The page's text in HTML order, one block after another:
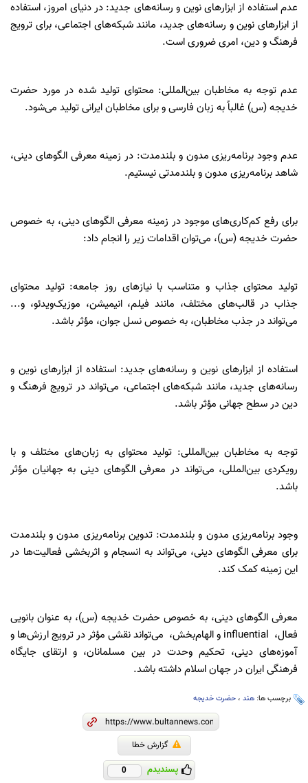
عدم استفاده از ابزارهای نوین و رسانه‌های جدید: در دنیای امروز، استفاده
از ابزارهای نوین و رسانه‌های جدید، مانند شبکه‌های اجتماعی، برای ترویج
فرهنگ و دین، امری ضروری است.
عدم توجه به مخاطبان بین‌المللی: محتوای تولید شده در مورد حضرت
خدیجه (س) غالباً به زبان فارسی و برای مخاطبان ایرانی تولید می‌شود.
عدم وجود برنامه‌ریزی مدون و بلندمدت: در زمینه معرفی الگوهای دینی،
شاهد برنامه‌ریزی مدون و بلندمدتی نیستیم.
برای رفع کم‌کاری‌های موجود در زمینه معرفی الگوهای دینی، به خصوص
حضرت خدیجه (س)، می‌توان اقدامات زیر را انجام داد:
تولید محتوای جذاب و متناسب با نیازهای روز جامعه: تولید محتوای
جذاب در قالب‌های مختلف، مانند فیلم، انیمیشن، موزیک‌ویدئو، و...
می‌تواند در جذب مخاطبان، به خصوص نسل جوان، مؤثر باشد.
استفاده از ابزارهای نوین و رسانه‌های جدید: استفاده از ابزارهای نوین و
رسانه‌های جدید، مانند شبکه‌های اجتماعی، می‌تواند در ترویج فرهنگ و
دین در سطح جهانی مؤثر باشد.
توجه به مخاطبان بین‌المللی: تولید محتوای به زبان‌های مختلف و با
رویکردی بین‌المللی، می‌تواند در معرفی الگوهای دینی به جهانیان مؤثر
باشد.
وجود برنامه‌ریزی مدون و بلندمدت: تدوین برنامه‌ریزی مدون و بلندمدت
برای معرفی الگوهای دینی، می‌تواند به انسجام و اثربخشی فعالیت‌ها در
این زمینه کمک کند.
معرفی الگوهای دینی، به خصوص حضرت خدیجه (س)، به عنوان بانویی
فعال، influential و الهام‌بخش،
می‌تواند نقشی مؤثر در ترویج ارزش‌ها و
آموزه‌های دینی، تحکیم وحدت در بین مسلمانان، و ارتقای جایگاه
فرهنگی ایران در جهان اسلام داشته باشد.
برچسب ها: هند ، حضرت خدیجه
گزارش خطا
پسندیدم 0